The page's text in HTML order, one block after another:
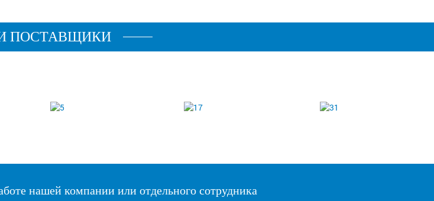
ПОСТАВЩИКИ
нашей компании или отдельного сотрудника